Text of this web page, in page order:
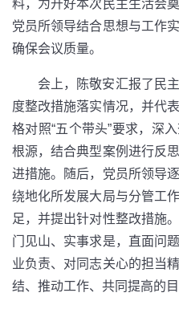
料，为开好本次民主生活会
党员所领导结合思想与工作
确保会议质量。
会上，陈敬安汇报了民
度整改措施落实情况，并代
格对照“五个带头”要求，深
根源，结合典型案例进行反
进措施。随后，党员所领导
绕地化所发展大局与分管工
足，并提出针对性整改措施
门见山、实事求是，直面问
业负责、对同志关心的担当
结、推动工作、共同提高的目